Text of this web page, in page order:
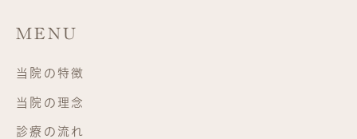
MENU
当院の特徴
当院の理念
診療の流れ